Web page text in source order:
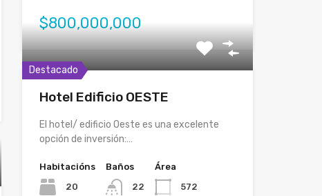
$800,000,000
Destacado
Hotel Edificio OESTE
El hotel/ edificio Oeste es una excelente
opción de inversión:…
Habitacións
20
Baños
22
Área
572